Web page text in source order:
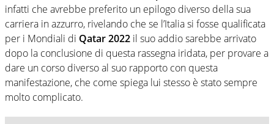
infatti che avrebbe preferito un epilogo diverso della sua
carriera in azzurro, rivelando che se l’Italia si fosse qualificata
per i Mondiali di Qatar 2022 il suo addio sarebbe arrivato
dopo la conclusione di questa rassegna iridata, per provare a
dare un corso diverso al suo rapporto con questa
manifestazione, che come spiega lui stesso è stato sempre
molto complicato.